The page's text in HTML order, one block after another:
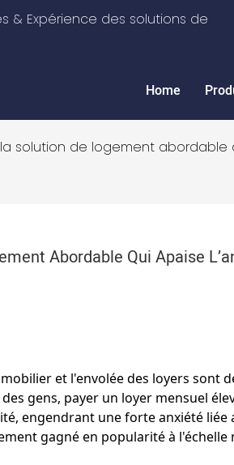
& Expérience des solutions de
Home
solution de logement abordable
Abordable Qui Apaise
et l'envolée des loyers sont
gens, payer un loyer mensuel
engendrant une forte anxiété liée
gagné en popularité à l'échelle